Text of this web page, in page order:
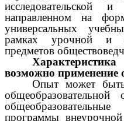
исследовательской и
направленном на
универсальных
рамках урочной и
предметов
возможно применение
Опыт может
общеобразовательной
программы внеурочной